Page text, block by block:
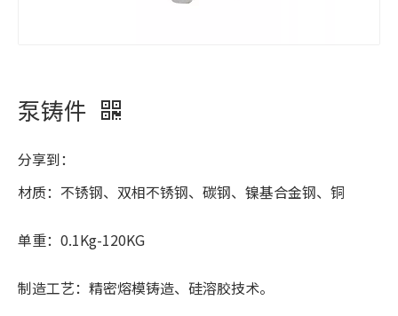
泵铸件
分享到：
材质：不锈钢、双相不锈钢、碳钢、镍基合金钢、铜
单重：0.1Kg-120KG
制造工艺：精密熔模铸造、硅溶胶技术。